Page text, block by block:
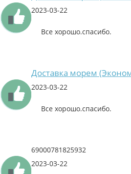
2023-03-22
Все хорошо.спасибо.
Доставка морем
2023-03-22
Все хорошо.спасибо.
69000781825932
2023-03-22